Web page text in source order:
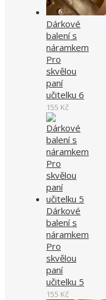
Dárkové
balení s
náramkem
Pro
skvělou
paní
učitelku 6
155 Kč
Dárkové
balení s
náramkem
Pro
skvělou
paní
učitelku 5
155 Kč